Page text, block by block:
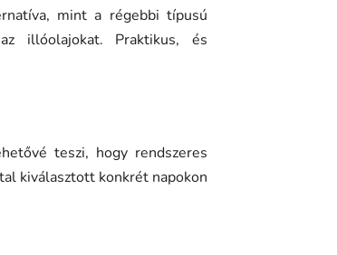
mint a régebbi típusú
illóolajokat. Praktikus, és
teszi, hogy rendszeres
kiválasztott konkrét napokon